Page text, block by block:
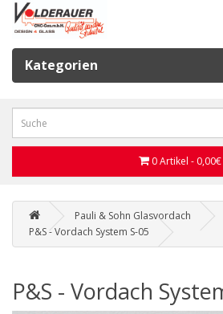
Kategorien
0 Artikel - 0,00€
Pauli & Sohn Glasvordach
P&S - Vordach System S-05
P&S - Vordach